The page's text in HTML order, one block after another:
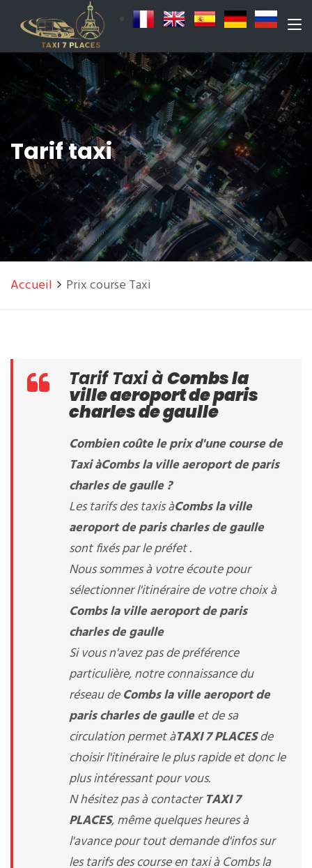
Tarif taxi
Accueil Prix course Taxi
Tarif Taxi à Combs la
ville aeroport de paris
charles de gaulle
Combien coûte le prix d'une course de
Taxi àCombs la ville aeroport de paris
charles de gaulle?
Les tarifs des taxis àCombs la ville
aeroport de paris charles de gaulle
sont fixés par le préfet .
Nous sommes à votre écoute pour
sélectionner l'itinéraire de votre choix à
Combs la ville aeroport de paris
charles de gaulle
Si vous n'avez pas de préférence
particulière, notre connaissance du
réseau deCombs la ville aeroport de
paris charles de gaulleet de sa
circulation permet àTAXI 7 PLACESde
choisir l'itinéraire le plus rapide et donc le
plus intéressant pour vous.
N hésitez pas à contacterTAXI 7
PLACES, même quelques heures à
l'avance pour tout demande d'infos sur
les tarifs des course en taxi à Combs la